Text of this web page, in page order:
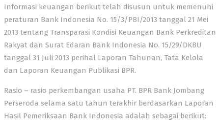
Informasi keuangan berikut telah disusun untuk memenuhi
peraturan Bank Indonesia No. 15/3/PBI/2013 tanggal 21 Mei
2013 tentang Transparasi Kondisi Keuangan Bank Perkreditan
Rakyat dan Surat Edaran Bank Indonesia No. 15/29/DKBU
tanggal 31 Juli 2013 perihal Laporan Tahunan, Tata Kelola
dan Laporan Keuangan Publikasi BPR.
Rasio – rasio perkembangan usaha PT. BPR Bank Jombang
Perseroda selama satu tahun terakhir berdasarkan Laporan
Hasil Pemeriksaan Bank Indonesia adalah sebagai berikut: